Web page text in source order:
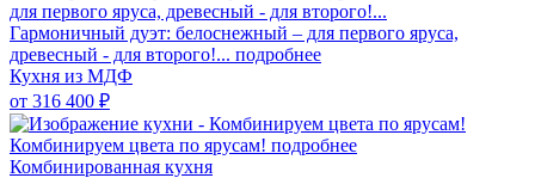
Гармоничный дуэт: белоснежный – для первого яруса,
древесный - для второго!... подробнее
Кухня из МДФ
от 316 400 ₽
Комбинируем цвета по ярусам! подробнее
Комбинированная кухня